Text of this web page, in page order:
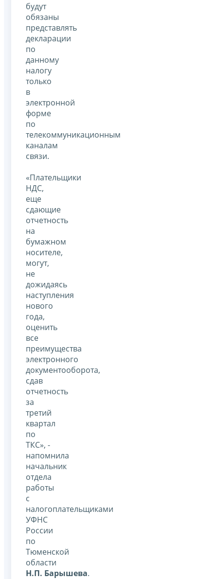
будут
обязаны
представлять
декларации
по
данному
налогу
только
в
электронной
форме
по
телекоммуникационным
каналам
связи.
«Плательщики
НДС,
еще
сдающие
отчетность
на
бумажном
носителе,
могут,
не
дожидаясь
наступления
нового
года,
оценить
все
преимущества
электронного
документооборота,
сдав
отчетность
за
третий
квартал
по
ТКС», -
напомнила
начальник
отдела
работы
с
налогоплательщиками
УФНС
России
по
Тюменской
области
Н.П. Барышева.